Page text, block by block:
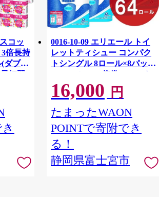
コッ
倍長持
ダブ
短翌
ワー
パー
県秋
0016-10-09 エリエール トイ
レットティシュー コンパク
トシングル 8ロール×8パック
64ロール 1.5倍巻 82.5m ト
イレットペーパー シングル
パルプ100％ 香りつき 日用品
消耗品 備蓄
16,000 円
たまったWAON
POINTで寄附でき
る！
静岡県富士宮市